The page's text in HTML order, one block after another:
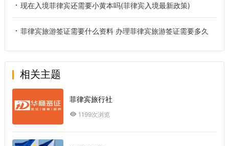
现在入境菲律宾还需要小黄本吗(菲律宾入境最新政策)
菲律宾旅游签证需要什么资料 办理菲律宾旅游签证需要多久
相关主题
菲律宾旅行社
1199次浏览